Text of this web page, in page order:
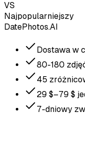
VS
Najpopularniejszy
DatePhotos.AI
Dostawa w
80-180
45
29 $–79 $
7-dniowy